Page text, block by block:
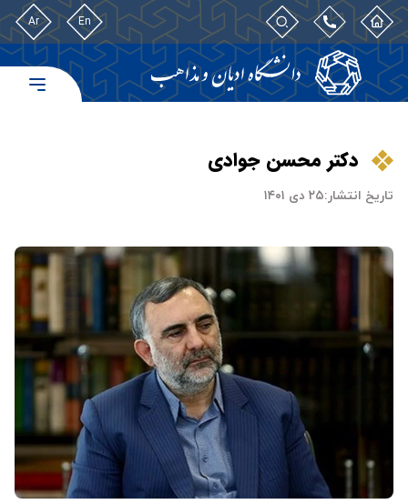
En
Ar
دکتر محسن جوادی
تاریخ انتشار:۲۵ دی ۱۴۰۱